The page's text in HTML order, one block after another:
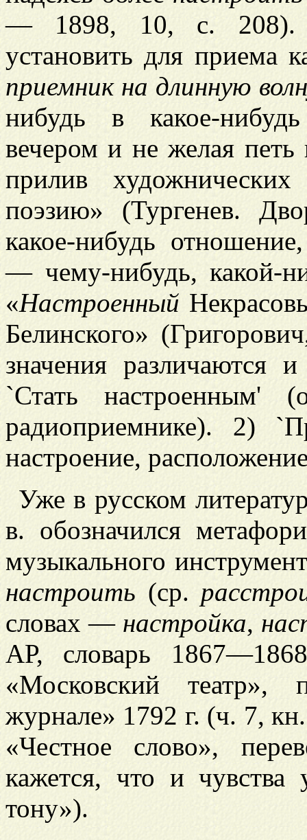
— 1898, 10, с. 208).
установить для приема
приемник на длинную
нибудь в какое-
вечером и не желая петь
прилив
поэзию» (Тургенев.
какое-нибудь
— чему-нибудь, какой-
«Настроенный
Белинского»
значения различаются
`Стать настроенным'
радиоприемнике). 2)
настроение,
Уже в русском
в. обозначился
музыкального
настроить (ср.
словах — настройка,
АР, словарь
«Московский театр»,
журнале» 1792 г. (ч. 7,
«Честное слово»,
кажется, что и
тону»).